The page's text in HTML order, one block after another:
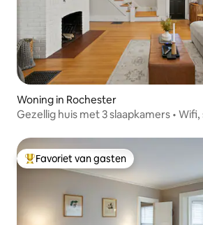
Woning in Rochester
Gezellig huis met 3 slaapkamers •
Topfavoriet van gasten
Favoriet van gasten